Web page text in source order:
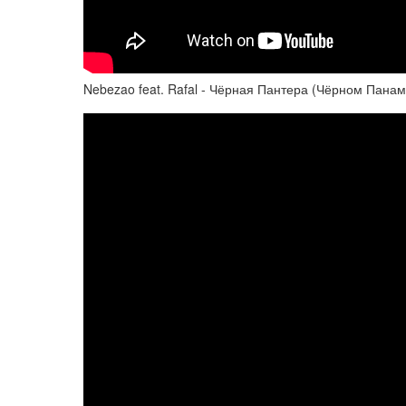
Nebezao feat. Rafal - Чёрная Пантера (Чёрном